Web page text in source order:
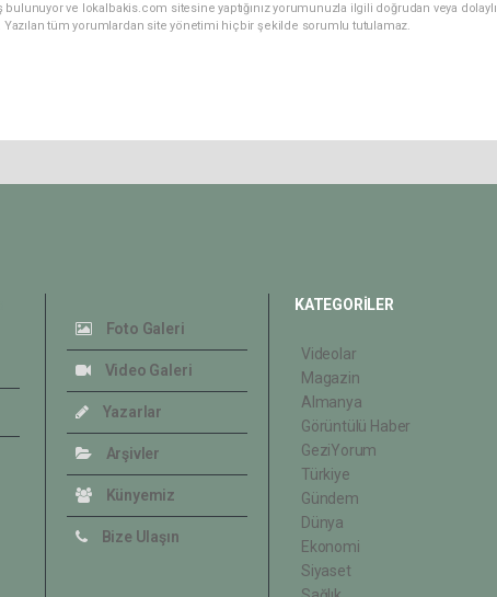
bulunuyor ve lokalbakis.com sitesine yaptığınız yorumunuzla ilgili doğrudan veya dolaylı
tüm yorumlardan site yönetimi hiçbir şekilde sorumlu tutulamaz.
Foto Galeri
Video Galeri
Yazarlar
Arşivler
Künyemiz
Bize Ulaşın
KATEGORİLER
Videolar
Magazin
Almanya
Görüntülü Haber
GeziYorum
Türkiye
Gündem
Dünya
Ekonomi
Siyaset